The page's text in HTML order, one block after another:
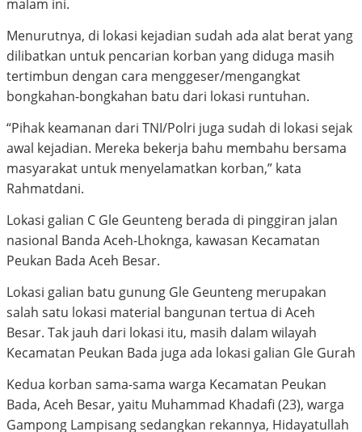
malam ini.
Menurutnya, di lokasi kejadian sudah ada alat berat yang
dilibatkan untuk pencarian korban yang diduga masih
tertimbun dengan cara menggeser/mengangkat
bongkahan-bongkahan batu dari lokasi runtuhan.
“Pihak keamanan dari TNI/Polri juga sudah di lokasi sejak
awal kejadian. Mereka bekerja bahu membahu bersama
masyarakat untuk menyelamatkan korban,” kata
Rahmatdani.
Lokasi galian C Gle Geunteng berada di pinggiran jalan
nasional Banda Aceh-Lhoknga, kawasan Kecamatan
Peukan Bada Aceh Besar.
Lokasi galian batu gunung Gle Geunteng merupakan
salah satu lokasi material bangunan tertua di Aceh
Besar. Tak jauh dari lokasi itu, masih dalam wilayah
Kecamatan Peukan Bada juga ada lokasi galian Gle Gurah
Kedua korban sama-sama warga Kecamatan Peukan
Bada, Aceh Besar, yaitu Muhammad Khadafi (23), warga
Gampong Lampisang sedangkan rekannya, Hidayatullah